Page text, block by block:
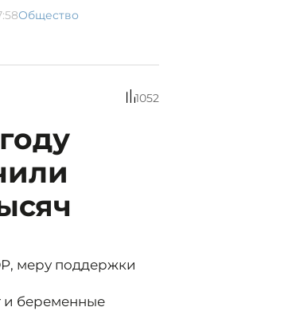
Общество
1052
меру поддержки
и беременные